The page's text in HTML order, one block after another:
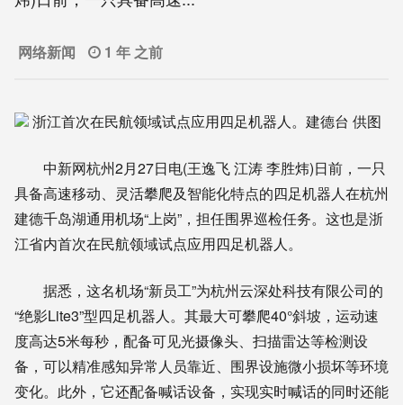
网络新闻 1 年 之前
浙江首次在民航领域试点应用四足机器人。建德台 供图
中新网杭州2月27日电(王逸飞 江涛 李胜炜)日前，一只
具备高速移动、灵活攀爬及智能化特点的四足机器人在杭州
建德千岛湖通用机场“上岗”，担任围界巡检任务。这也是浙
江省内首次在民航领域试点应用四足机器人。
据悉，这名机场“新员工”为杭州云深处科技有限公司的
“绝影Lite3”型四足机器人。其最大可攀爬40°斜坡，运动速
度高达5米每秒，配备可见光摄像头、扫描雷达等检测设
备，可以精准感知异常人员靠近、围界设施微小损坏等环境
变化。此外，它还配备喊话设备，实现实时喊话的同时还能